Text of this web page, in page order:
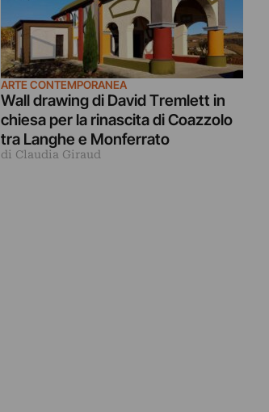
ARTE CONTEMPORANEA
Wall drawing di David Tremlett in
chiesa per la rinascita di Coazzolo
tra Langhe e Monferrato
di Claudia Giraud